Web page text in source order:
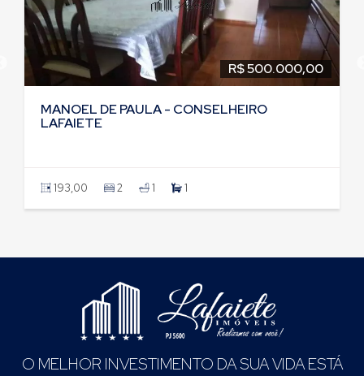
R$ 600.000,00
EXTENSÃO SANTA MATILDE -
CONSELHEIRO LAFAIETE
180,00 4 3
O MELHOR INVESTIMENTO DA SUA VIDA ESTÁ